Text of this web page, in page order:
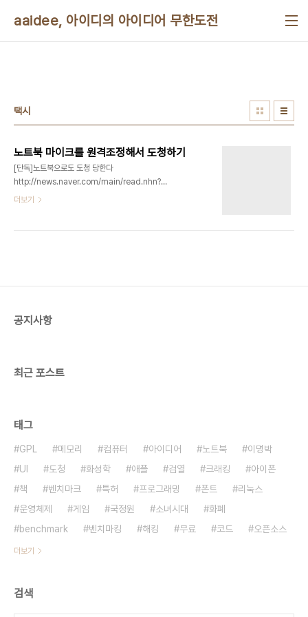
aaidee, 아이디의 아이디어 무한도전
택시
노트북 마이크를 원격조정해서 도청하기
[단독]노트북으로도 도청 당한다
http://news.naver.com/main/read.nhn?
mode=LSD&mid=shm&sid1=105&oid=020&aid=0002105539
http://news.naver.com/main/read.nhn?
더보기
공지사항
최근 포스트
태그
GPL 메모리 컴퓨터 아이디어 노트북
이명박
UI
도청 화성학 애플 검열 크래킹
아이폰
책
벤치마크 특허 프로그래밍 폰트
리눅스
운영체제
게임 국정원 소녀시대
화폐
benchmark
벤치마킹 해킹 무료 코드 오픈소스
더보기
검색